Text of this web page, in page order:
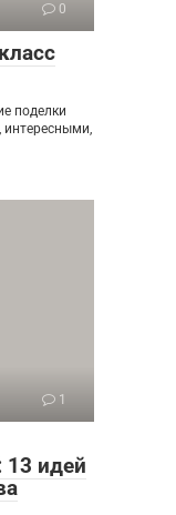
0
поделки
1
13 идей